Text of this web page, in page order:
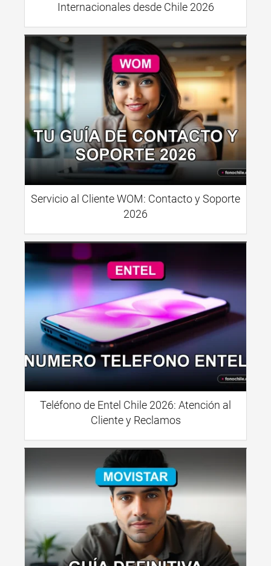
Internacionales desde Chile 2026
Servicio al Cliente WOM: Contacto y Soporte
2026
Teléfono de Entel Chile 2026: Atención al
Cliente y Reclamos